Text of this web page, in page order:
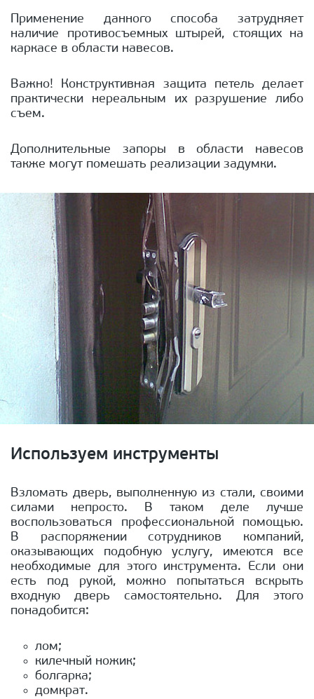
Применение данного способа затрудняет
наличие противосъемных штырей, стоящих на
каркасе в области навесов.
Важно! Конструктивная защита петель делает
практически нереальным их разрушение либо
съем.
Дополнительные запоры в области навесов
также могут помешать реализации задумки.
Используем инструменты
Взломать дверь, выполненную из стали, своими
силами непросто. В таком деле лучше
воспользоваться профессиональной помощью.
В распоряжении сотрудников компаний,
оказывающих подобную услугу, имеются все
необходимые для этого инструмента. Если они
есть под рукой, можно попытаться вскрыть
входную дверь самостоятельно. Для этого
понадобится:
лом;
килечный ножик;
болгарка;
домкрат.